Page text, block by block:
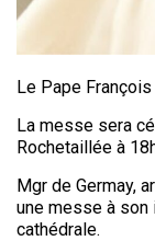
Le Pape
La messe sera
Rochetaillée à
Mgr de Germay,
une messe à son
cathédrale.